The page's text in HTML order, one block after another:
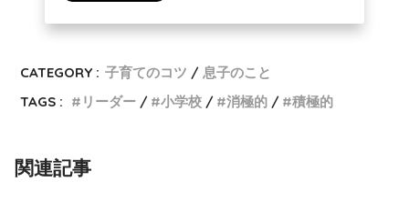
CATEGORY : 子育てのコツ
息子のこと
TAGS :
リーダー 小学校 消極的 積極的
関連記事